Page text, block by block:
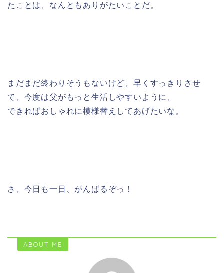
たことは、なんともありがたいことだ。
まだまだ終わりそうもないけど、早くすっきりさせ
て、今度は父がもっと生活しやすいように、
できればおしゃれに模様替えしてあげたいな。
さ、今日も一日、がんばるぞっ！
ABOUT ME